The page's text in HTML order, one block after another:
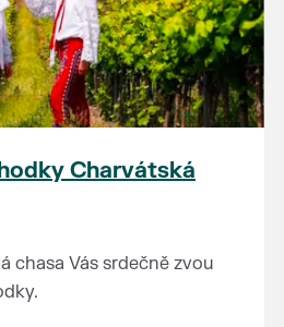
Charvátská
chasa Vás srdečně zvou